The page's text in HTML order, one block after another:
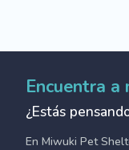
Encuentra a
¿Estás
En Miwuki Pet